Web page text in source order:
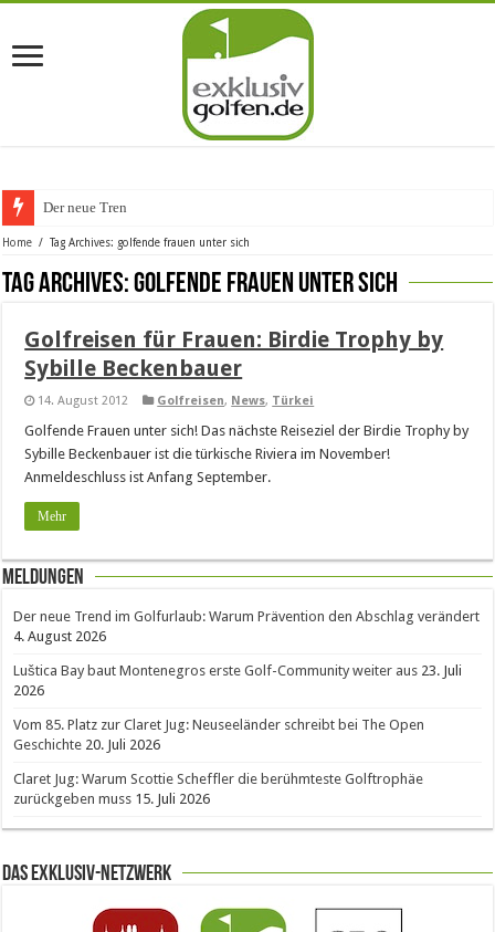
Der neue Trend im
Home / Tag Archives: golfende frauen unter sich
Tag Archives:golfende frauen unter sich
Golfreisen für Frauen: Birdie Trophy by
Sybille Beckenbauer
14. August 2012 Golfreisen, News, Türkei
Golfende Frauen unter sich! Das nächste Reiseziel der Birdie Trophy by
Sybille Beckenbauer ist die türkische Riviera im November!
Anmeldeschluss ist Anfang September.
Mehr
Meldungen
Der neue Trend im Golfurlaub: Warum Prävention den Abschlag verändert
4. August 2026
Luštica Bay baut Montenegros erste Golf-Community weiter aus 23. Juli
2026
Vom 85. Platz zur Claret Jug: Neuseeländer schreibt bei The Open
Geschichte 20. Juli 2026
Claret Jug: Warum Scottie Scheffler die berühmteste Golftrophäe
zurückgeben muss 15. Juli 2026
Das Exklusiv-Netzwerk